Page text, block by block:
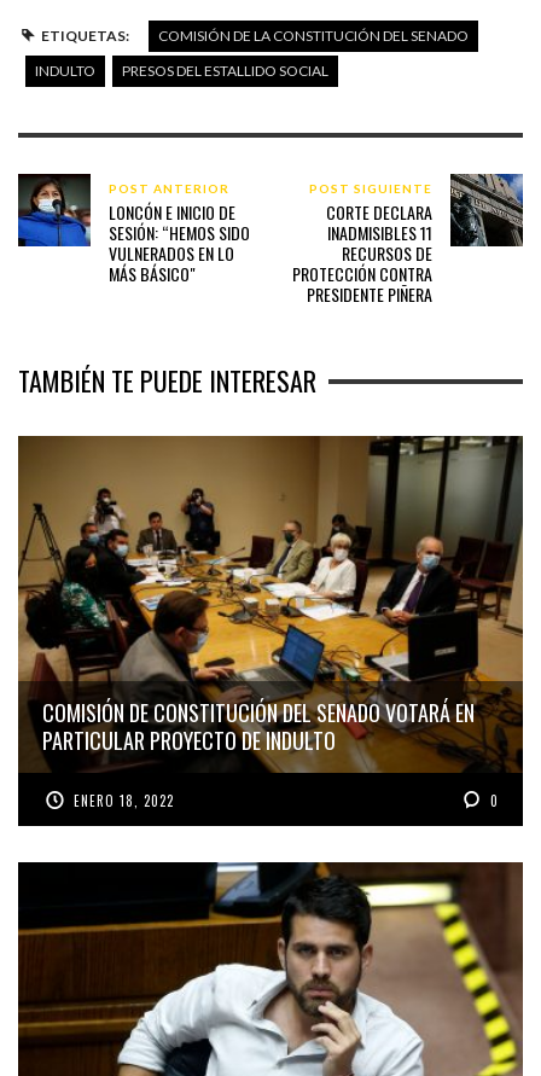
ETIQUETAS:
COMISIÓN DE LA CONSTITUCIÓN DEL SENADO
INDULTO
PRESOS DEL ESTALLIDO SOCIAL
POST ANTERIOR
LONCÓN E INICIO DE
SESIÓN: “HEMOS SIDO
VULNERADOS EN LO
MÁS BÁSICO"
POST SIGUIENTE
CORTE DECLARA
INADMISIBLES 11
RECURSOS DE
PROTECCIÓN CONTRA
PRESIDENTE PIÑERA
TAMBIÉN TE PUEDE INTERESAR
COMISIÓN DE CONSTITUCIÓN DEL SENADO VOTARÁ EN
PARTICULAR PROYECTO DE INDULTO
ENERO 18, 2022 0